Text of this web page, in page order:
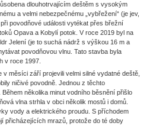
dlouhotrvajícím deštěm s vysokým
a velmi nebezpečnému „vybřežení“ (je jev,
povodňové události vytékat přes břežní
Opava a Kobylí potok. V roce 2019 byl na
Jelení (je to suchá nádrž s výškou 16 m a
povodňovou vlnu. Tato stavba byla
v roce 1997.
měsíci září projevili velmi silné vydatné deště,
ničivé povodně. Jednou z těchto
několika minut vodního běsnění přišlo
vlna strhla v obci několik mostů i domů.
vody a elektrického proudu. S příchodem
přicházejících mrazů, protože do té doby